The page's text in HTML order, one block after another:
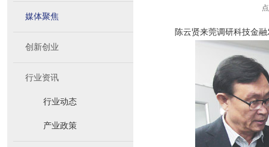
媒体聚焦
创新创业
行业资讯
行业动态
产业政策
陈云贤来莞调研科技金